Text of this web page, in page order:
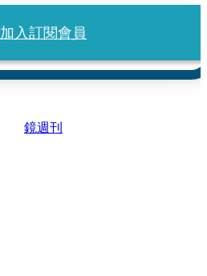
加入訂閱會員
鏡週刊